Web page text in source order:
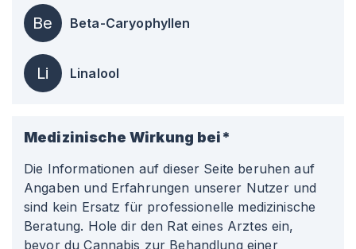
Be Beta-Caryophyllen
Li Linalool
Medizinische Wirkung bei*
Die Informationen auf dieser Seite beruhen auf
Angaben und Erfahrungen unserer Nutzer und
sind kein Ersatz für professionelle medizinische
Beratung. Hole dir den Rat eines Arztes ein,
bevor du Cannabis zur Behandlung einer